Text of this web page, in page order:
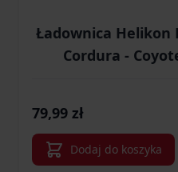
Ładownica Helikon
Cordura -
79,99 zł
Dodaj do koszyka